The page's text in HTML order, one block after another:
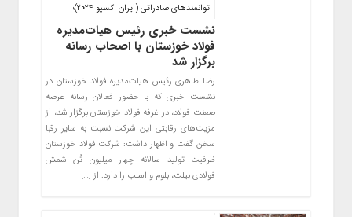
توانمند‌های صادراتی (ایران اکسپو ۲۰۲۴)؛
نشست خبری رئیس هیات‌مدیره
فولاد خوزستان با اصحاب رسانه
برگزار شد
رضا طاهری رئیس هیات‌مدیره فولاد خوزستان در
نشست خبری که با حضور فعالان رسانه عرصه
صعنت فولاد، در غرفه فولاد خوزستان برگزار شد، از
مزیت‌های رقابتی این شرکت نسبت به سایر رقبا
سخن گفت و اظهار داشت: شرکت فولاد خوزستان
ظرفیت تولید سالانه چهار میلیون تُن شمش
فولادی بیلت، بلوم و اسلب را دارد. از […]